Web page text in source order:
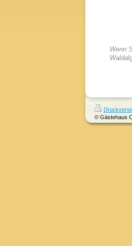
Wenn
© Gästehaus